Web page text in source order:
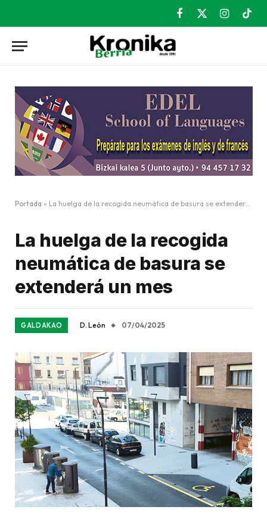
Facebook
X
Instagram
Portada » La huelga de la recogida neumática de basura se extenderá un mes
La huelga de la recogida
neumática de basura se
extenderá un mes
GALDAKAO D. León 07/04/2025